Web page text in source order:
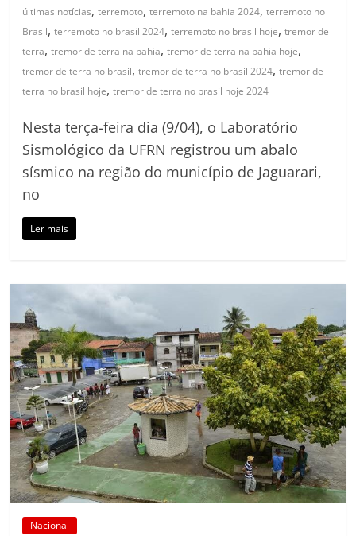
últimas notícias,terremoto,terremoto na bahia 2024,terremoto no
Brasil,terremoto no brasil 2024,terremoto no brasil hoje,tremor de
terra,tremor de terra na bahia,tremor de terra na bahia hoje,
tremor de terra no brasil,tremor de terra no brasil 2024,tremor de
terra no brasil hoje,tremor de terra no brasil hoje 2024
Nesta terça-feira dia (9/04), o Laboratório
Sismológico da UFRN registrou um abalo
sísmico na região do município de Jaguarari,
no
Ler mais
Nacional